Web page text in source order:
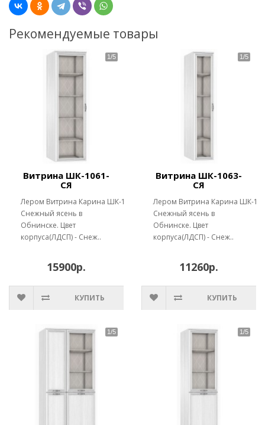
Рекомендуемые товары
Витрина ШК-1061-
СЯ
Лером Витрина Карина ШК-1061
Снежный ясень в
Обнинске. Цвет
корпуса(ЛДСП) - Снеж..
15900р.
КУПИТЬ
Витрина ШК-1063-
СЯ
Лером Витрина Карина ШК-
Снежный ясень в
Обнинске. Цвет
корпуса(ЛДСП) - Снеж..
11260р.
КУПИТЬ